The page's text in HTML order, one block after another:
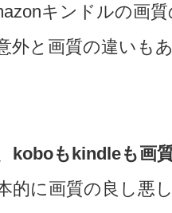
キンドルの画
外と画質の違いも
koboもkindleも画
的に画質の良し悪